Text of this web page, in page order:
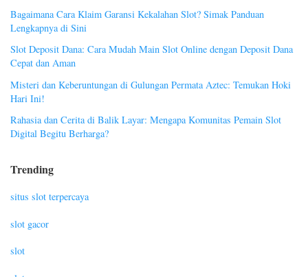
Bagaimana Cara Klaim Garansi Kekalahan Slot? Simak Panduan
Lengkapnya di Sini
Slot Deposit Dana: Cara Mudah Main Slot Online dengan Deposit Dana
Cepat dan Aman
Misteri dan Keberuntungan di Gulungan Permata Aztec: Temukan Hoki
Hari Ini!
Rahasia dan Cerita di Balik Layar: Mengapa Komunitas Pemain Slot
Digital Begitu Berharga?
Trending
situs slot terpercaya
slot gacor
slot